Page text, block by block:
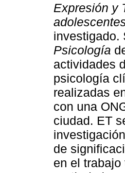
Expresión y
investigado.
Psicología
actividades
psicología
realizadas
con una
ciudad. ET
de
en el